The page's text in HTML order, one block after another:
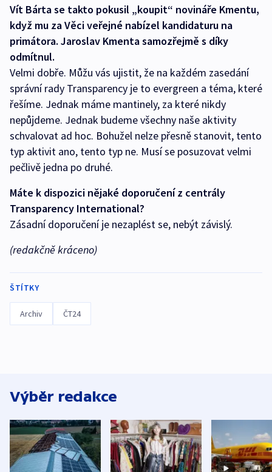
Vít Bárta se takto pokusil „koupit“ novináře Kmentu,
když mu za Věci veřejné nabízel kandidaturu na
primátora. Jaroslav Kmenta samozřejmě s díky
odmítnul.
Velmi dobře. Můžu vás ujistit, že na každém zasedání
správní rady Transparency je to evergreen a téma, které
řešíme. Jednak máme mantinely, za které nikdy
nepůjdeme. Jednak budeme všechny naše aktivity
schvalovat ad hoc. Bohužel nelze přesně stanovit, tento
typ aktivit ano, tento typ ne. Musí se posuzovat velmi
pečlivě jedna po druhé.
Máte k dispozici nějaké doporučení z centrály
Transparency International?
Zásadní doporučení je nezaplést se, nebýt závislý.
(redakčně kráceno)
ŠTÍTKY
Archiv ČT24
Výběr redakce